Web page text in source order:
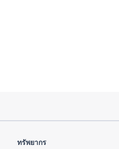
ทรัพยากร